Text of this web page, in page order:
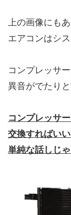
上の画像にも
エアコンはシ
コンプレッサ
異音がでたり
コンプレッサ
交換すればい
単純な話しじ